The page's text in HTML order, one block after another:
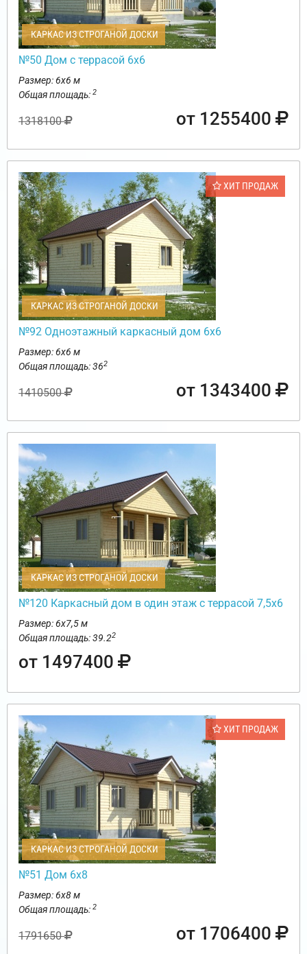
КАРКАС ИЗ СТРОГАНОЙ ДОСКИ
№50 Дом с террасой 6х6
Размер: 6х6 м
Общая площадь: 2
1318100 от 1255400
ХИТ ПРОДАЖ
КАРКАС ИЗ СТРОГАНОЙ ДОСКИ
№92 Одноэтажный каркасный дом 6х6
Размер: 6х6 м
Общая площадь: 362
1410500 от 1343400
КАРКАС ИЗ СТРОГАНОЙ ДОСКИ
№120 Каркасный дом в один этаж с террасой 7,5х6
Размер: 6х7,5 м
Общая площадь: 39.22
от 1497400
ХИТ ПРОДАЖ
КАРКАС ИЗ СТРОГАНОЙ ДОСКИ
№51 Дом 6х8
Размер: 6х8 м
Общая площадь: 2
1791650 от 1706400